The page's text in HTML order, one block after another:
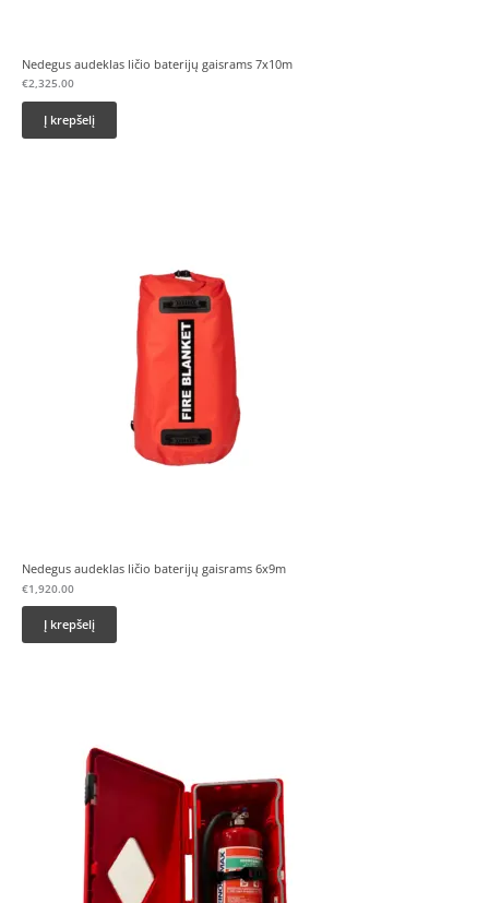
Nedegus audeklas ličio baterijų gaisrams 7x10m
€2,325.00
Į krepšelį
Nedegus audeklas ličio baterijų gaisrams 6x9m
€1,920.00
Į krepšelį